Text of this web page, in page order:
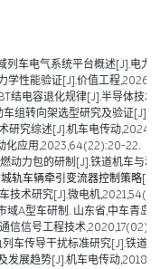
列车电气系统平台概述[J].电
学性能验证[J].价值工程
结电容退化规律[J].半导体技
组转向架选型研究及验证[J].
研究综述[J].机车电传动
化应用,2023,64(22):20-22.
动力包的研制[J].铁道机车与
轨车辆牵引变流器控制策略
技术研究[J].微电机
A型车研制. 山东省,中车青岛
信信号工程技术
列车传导干扰标准研究[J].铁道
发展趋势[J].机车电传动